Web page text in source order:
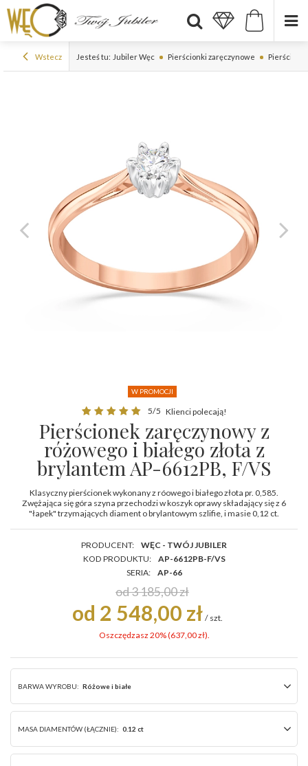
Wstecz Jesteś tu: Jubiler Węc Pierścionki zaręczynowe
W PROMOCJI
5/5 Klienci polecają!
Pierścionek zaręczynowy z
różowego i białego złota z
brylantem AP-6612PB, F/VS
Klasyczny pierścionek wykonany z róowego i białego złota pr. 0,585.
Zwężająca się góra szyna przechodzi w koszyk oprawy składający się z 6
"łapek" trzymających diament o brylantowym szlifie, i masie 0,12 ct.
PRODUCENT:
WĘC - TWÓJ JUBILER
KOD PRODUKTU:
AP-6612PB-F/VS
SERIA:
AP-66
od 3 185,00 zł
od 2 548,00 zł / szt.
Oszczędzasz 20% (637,00 zł).
BARWA WYROBU: Różowe i białe
MASA DIAMENTÓW (ŁĄCZNIE): 0.12 ct